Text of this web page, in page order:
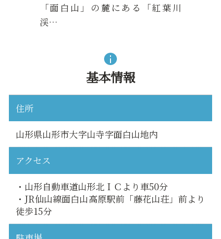
「面白山」の麓にある「紅葉川
渓…
基本情報
住所
山形県山形市大字山寺字面白山地内
アクセス
・山形自動車道山形北ＩＣより車50分
・JR仙山線面白山高原駅前「藤花山荘」前より
徒歩15分